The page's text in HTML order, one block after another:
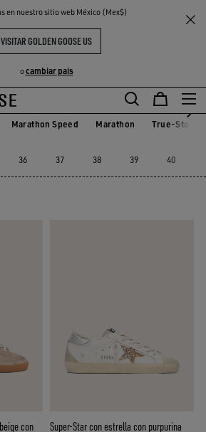
en nuestro sitio web México (Mex$)
VISITAR GOLDEN GOOSE US
ocambiar pais
THE
COMMUNITY
Star
MUJER
Marathon Speed Marathon True-Star
36 37 38 39 40
con
Super-Star con estrella con purpurina